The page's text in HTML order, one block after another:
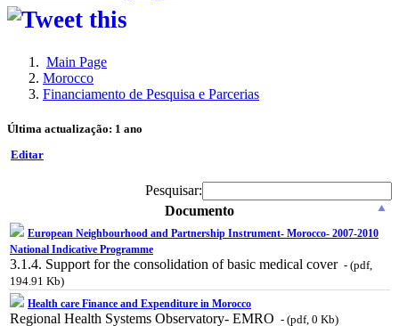
Main Page
Morocco
Financiamento de Pesquisa e Parcerias
Última actualização: 1 ano
Editar
Pesquisar:
Documento
European Neighbourhood and Partnership Instrument- Morocco- 2007-2010
National Indicative Programme
3.1.4. Support for the consolidation of basic medical cover - (pdf,
194.91 Kb)
Health care Finance and Expenditure in Morocco
Regional Health Systems Observatory- EMRO - (pdf, 0 Kb)